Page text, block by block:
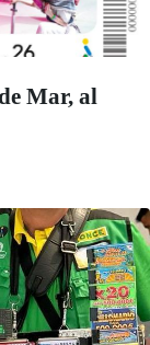
Mar, al